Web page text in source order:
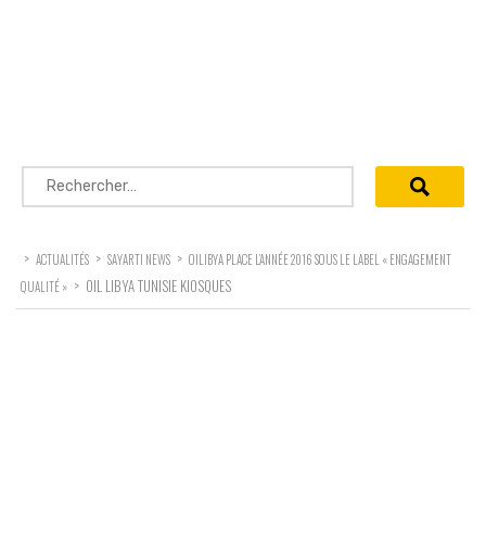
Rechercher :
> ACTUALITÉS > SAYARTI NEWS > OILIBYA PLACE L’ANNÉE 2016 SOUS LE LABEL « ENGAGEMENT
QUALITÉ » > OIL LIBYA TUNISIE KIOSQUES